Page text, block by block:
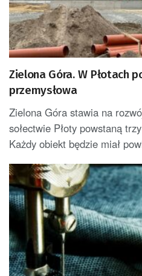
Zielona Góra. W Płotach
przemysłowa
Zielona Góra stawia na
sołectwie Płoty powstaną
Każdy obiekt będzie miał